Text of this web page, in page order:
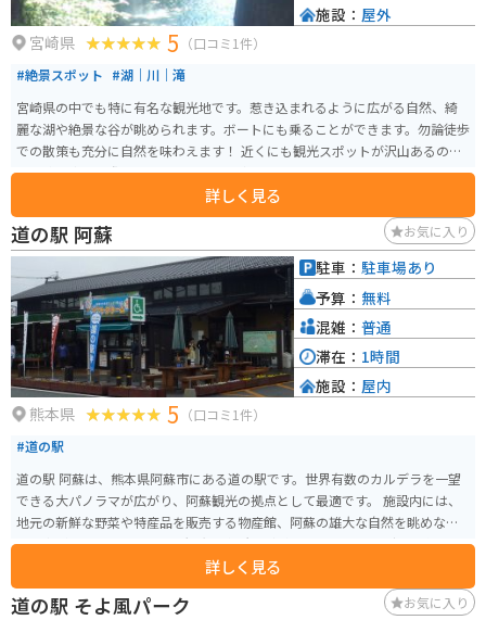
宮崎県 5 （口コミ1件）
#絶景スポット #湖｜川｜滝
宮崎県の中でも特に有名な観光地です。惹き込まれるように広がる自然、綺
麗な湖や絶景な谷が眺められます。ボートにも乗ることができます。勿論徒歩
での散策も充分に自然を味わえます！ 近くにも観光スポットが沢山あるので
高千穂に寄った際には是非ともここに寄るのをオススメします。
詳しく見る
施設： 屋外
道の駅 阿蘇 お気に入り
熊本県 5 （口コミ1件）
#道の駅
道の駅 阿蘇は、熊本県阿蘇市にある道の駅です。世界有数のカルデラを一望
できる大パノラマが広がり、阿蘇観光の拠点として最適です。 施設内には、
地元の新鮮な野菜や特産品を販売する物産館、阿蘇の雄大な自然を眺めなが
ら食事ができるレストラン、観光案内所などがあります。阿蘇の郷土料理であ
る「だご汁」や「あか牛丼」はおすすめです。 バイクで訪れる場合、道の駅
阿蘇は広々とした駐車場があり、休憩場所としても最適です。阿蘇山やミル
クロードなど、周辺にはツーリングスポットも豊富なので、バイク好きには
詳しく見る
駐車： 駐車場あり
予算： 無料
混雑： 普通
滞在： 1時間
施設： 屋内
道の駅 そよ風パーク お気に入り